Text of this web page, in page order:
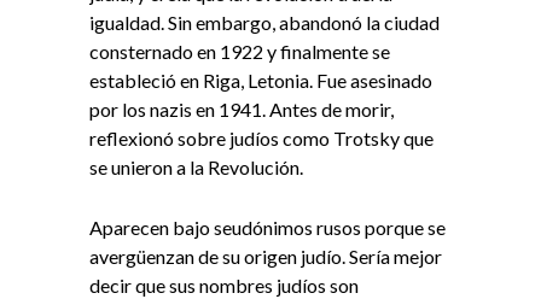
igualdad. Sin embargo, abandonó la ciudad
consternado en 1922 y finalmente se
estableció en Riga, Letonia. Fue asesinado
por los nazis en 1941. Antes de morir,
reflexionó sobre judíos como Trotsky que
se unieron a la Revolución.
Aparecen bajo seudónimos rusos porque se
avergüenzan de su origen judío. Sería mejor
decir que sus nombres judíos son